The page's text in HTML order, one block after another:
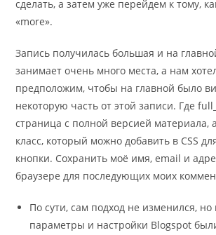
сделать, а затем уже перейдем к тому,
«more».
Запись получилась большая и на
занимает очень много места, а нам
предположим, чтобы на главной было
некоторую часть от этой записи. Где
страница с полной версией материала,
класс, который можно добавить в CSS
кнопки. Сохранить моё имя, email и
браузере для последующих моих
По сути, сам подход не изменился, но
параметры и настройки Blogspot